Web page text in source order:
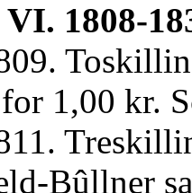
1808-
1,00 kr.
Bûllner